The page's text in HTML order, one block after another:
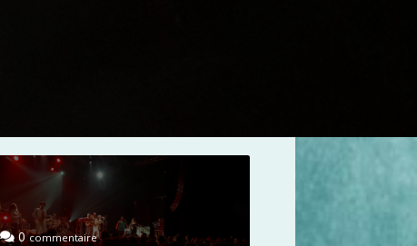
0commentaire